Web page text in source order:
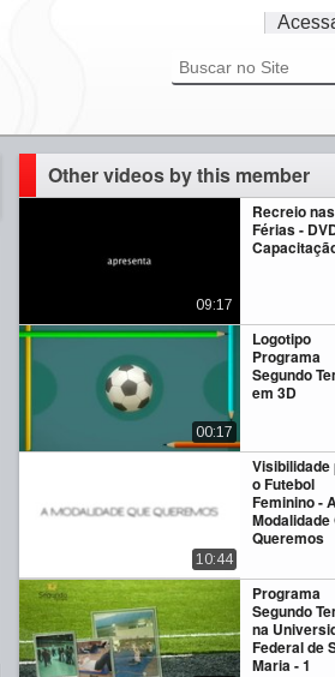
Other videos by this member
Recreio nas
Férias -
09:17
Logotipo
Programa
Segundo
em 3D
00:17
Visibilidade
o Futebol
Feminino -
Modalidade
Queremos
10:44
Programa
Segundo
na
Federal de
Maria - 1